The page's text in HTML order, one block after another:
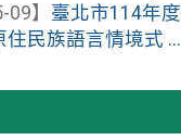
09】 臺北市114年
民族語言情境式 ...